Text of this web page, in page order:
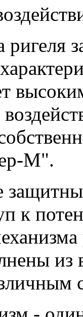
ригеля
М".
к
из